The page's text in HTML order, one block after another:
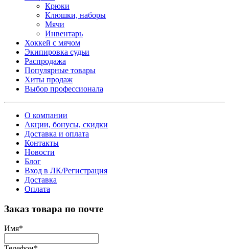
Крюки
Клюшки, наборы
Мячи
Инвентарь
Хоккей с мячом
Экипировка судьи
Распродажа
Популярные товары
Хиты продаж
Выбор профессионала
О компании
Акции, бонусы, скидки
Доставка и оплата
Контакты
Новости
Блог
Вход в ЛК/Регистрация
Доставка
Оплата
Заказ товара по почте
Имя*